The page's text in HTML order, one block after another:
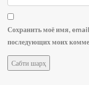
Сохранить моё имя, email
последующих моих